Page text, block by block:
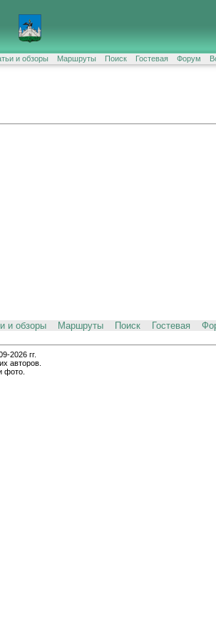
и обзоры Маршруты Поиск Гостевая Форум
и обзоры Маршруты Поиск Гостевая
2026 гг.
авторов.
фото.